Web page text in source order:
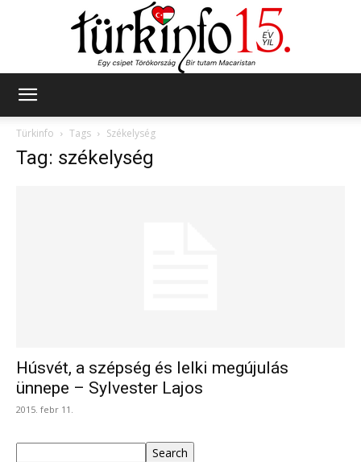
Türkinfo
Tags Székelység
Tag: székelység
Húsvét, a szépség és lelki megújulás
ünnepe – Sylvester Lajos
2015. febr 11.
Search